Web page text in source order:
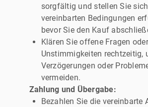
sorgfältig und stellen Sie
vereinbarten Bedingungen
bevor Sie den Kauf
Klären Sie offene Fragen oder
Unstimmigkeiten rechtzeitig,
Verzögerungen oder
vermeiden.
Zahlung und Übergabe:
Bezahlen Sie die vereinbarte